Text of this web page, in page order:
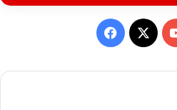
Facebook
X